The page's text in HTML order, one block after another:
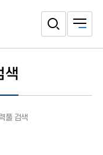
색
풀 검색